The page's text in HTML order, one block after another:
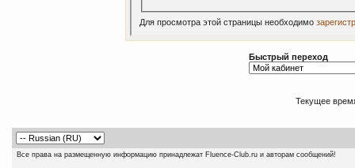
Для просмотра этой страницы необходимо
Быстрый переход
Текущее
Все права на размещенную информацию принадлежат Fluence-Club.ru и авторам сообщений!